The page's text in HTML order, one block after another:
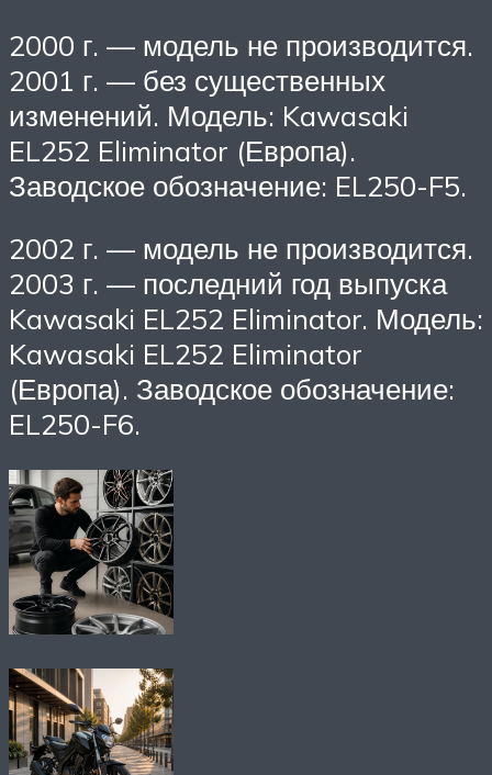
2000 г. — модель не производится.
2001 г. — без существенных
изменений. Модель: Kawasaki
EL252 Eliminator (Европа).
Заводское обозначение: EL250-F5.
2002 г. — модель не производится.
2003 г. — последний год выпуска
Kawasaki EL252 Eliminator. Модель:
Kawasaki EL252 Eliminator
(Европа). Заводское обозначение:
EL250-F6.